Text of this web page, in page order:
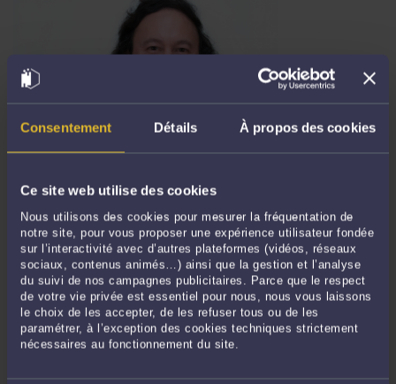
Consentement Détails À propos des cookies
Ce site web utilise des cookies
Nous utilisons des cookies pour mesurer la fréquentation de
notre site, pour vous proposer une expérience utilisateur fondée
sur l’interactivité avec d’autres plateformes (vidéos, réseaux
sociaux, contenus animés…) ainsi que la gestion et l’analyse
du suivi de nos campagnes publicitaires. Parce que le respect
de votre vie privée est essentiel pour nous, nous vous laissons
le choix de les accepter, de les refuser tous ou de les
paramétrer, à l’exception des cookies techniques strictement
nécessaires au fonctionnement du site.
RCC : UN INGÉNIEUR D’AFFAIRES DE LA COMPAGNIE IBM FRANCE
PEUT EXIGER, A POSTERIORI, LE RESPECT DES DISPOSITIONS
L’ANNULATION (CASS. SOC. 5/11/25)
Par Frédéric CHHUM le 10/11/2025
Dans un arrêt du 5 novembre 2025 (23-14.633), publié au Bulletin, la Cour de
cassation énonce pour la première fois qu’un ingénieur d’affaires de la
Compagnie IBM France peut exiger de son ancien employeur le respect des
dispositions relatives à une rupture conventionnelle collective (RCC),
postérieurement ... Lire la suite >